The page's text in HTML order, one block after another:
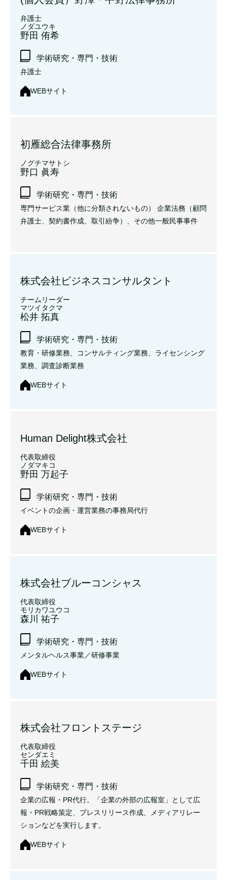
弁護士
ノダユウキ
野田 侑希
学術研究・専門・技術
弁護士
WEBサイト
初雁総合法律事務所
ノグチマサトシ
野口 眞寿
学術研究・専門・技術
専門サービス業（他に分類されないもの） 企業法務（顧問
弁護士、契約書作成、取引紛争）、その他一般民事事件
株式会社ビジネスコンサルタント
チームリーダー
マツイタクマ
松井 拓真
学術研究・専門・技術
教育・研修業務、コンサルティング業務、ライセンシング
業務、調査診断業務
WEBサイト
Human Delight株式会社
代表取締役
ノダマキコ
野田 万起子
学術研究・専門・技術
イベントの企画・運営業務の事務局代行
WEBサイト
株式会社ブルーコンシャス
代表取締役
モリカワユウコ
森川 祐子
学術研究・専門・技術
メンタルヘルス事業／研修事業
WEBサイト
株式会社フロントステージ
代表取締役
センダエミ
千田 絵美
学術研究・専門・技術
企業の広報・PR代行。「企業の外部の広報室」として広
報・PR戦略策定、プレスリリース作成、メディアリレー
ションなどを実行します。
WEBサイト